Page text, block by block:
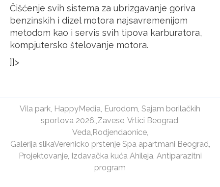
Čišćenje svih sistema za ubrizgavanje goriva
benzinskih i dizel motora najsavremenijom
metodom kao i servis svih tipova karburatora,
kompjutersko štelovanje motora.
]]>
Vila park HappyMedia Eurodom Sajam borilačkih
sportova 2026. Zavese, Vrtici Beograd
Veda Rodjendaonice,
Galerija slikaVerenicko prstenje Spa apartmani Beograd
Projektovanje, Izdavačka kuća Ahileja Antiparazitni
program